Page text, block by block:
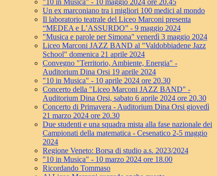
"10 in Musica" - 10 maggio 2024 ore 20.45
Un ex marconiano tra i migliori 100 medici al mondo
Il laboratorio teatrale del Liceo Marconi presenta
“MEDEA e L’ASSURDO” - 9 maggio 2024
"Musica e parole per Simona" venerdì 3 maggio 2024
Liceo Marconi JAZZ BAND al "Valdobbiadene Jazz
School" domenica 21 aprile 2024
Convegno "Territorio, Ambiente, Energia" -
Auditorium Dina Orsi 19 aprile 2024
"10 in Musica" - 10 aprile 2024 ore 20.30
Concerto della "Liceo Marconi JAZZ BAND" -
Auditorium Dina Orsi, sabato 6 aprile 2024 ore 20.30
Concerto di Primavera - Auditorium Dina Orsi giovedì
21 marzo 2024 ore 20.30
Due studenti e una squadra mista alla fase nazionale dei
Campionati della matematica - Cesenatico 2-5 maggio
2024
Regione Veneto: Borsa di studio a.s. 2023/2024
"10 in Musica" - 10 marzo 2024 ore 18.00
Ricordando Tommaso